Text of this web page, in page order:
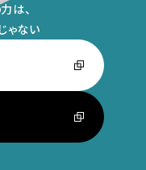
は、
ゃない